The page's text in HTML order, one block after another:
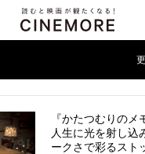
『かたつむりの
人生に光を射し込
ークさで彩るスト